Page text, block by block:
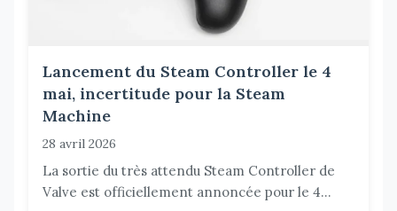
Lancement du Steam Controller le 4
mai, incertitude pour la Steam
Machine
28 avril 2026
La sortie du très attendu Steam Controller de
Valve est officiellement annoncée pour le 4...